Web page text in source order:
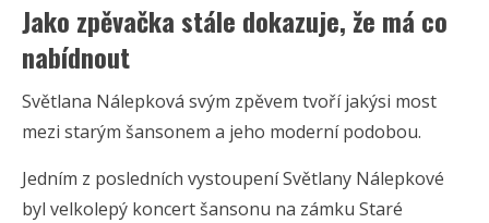
Jako zpěvačka stále dokazuje, že má co
nabídnout
Světlana Nálepková svým zpěvem tvoří jakýsi most
mezi starým šansonem a jeho moderní podobou.
Jedním z posledních vystoupení Světlany Nálepkové
byl velkolepý koncert šansonu na zámku Staré